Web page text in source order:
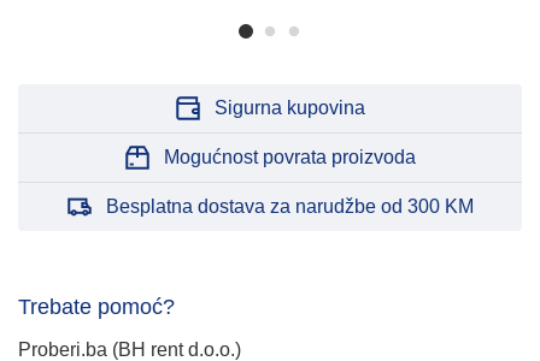
Sigurna kupovina
Mogućnost povrata proizvoda
Besplatna dostava za narudžbe od 300 KM
Trebate pomoć?
Proberi.ba (BH rent d.o.o.)